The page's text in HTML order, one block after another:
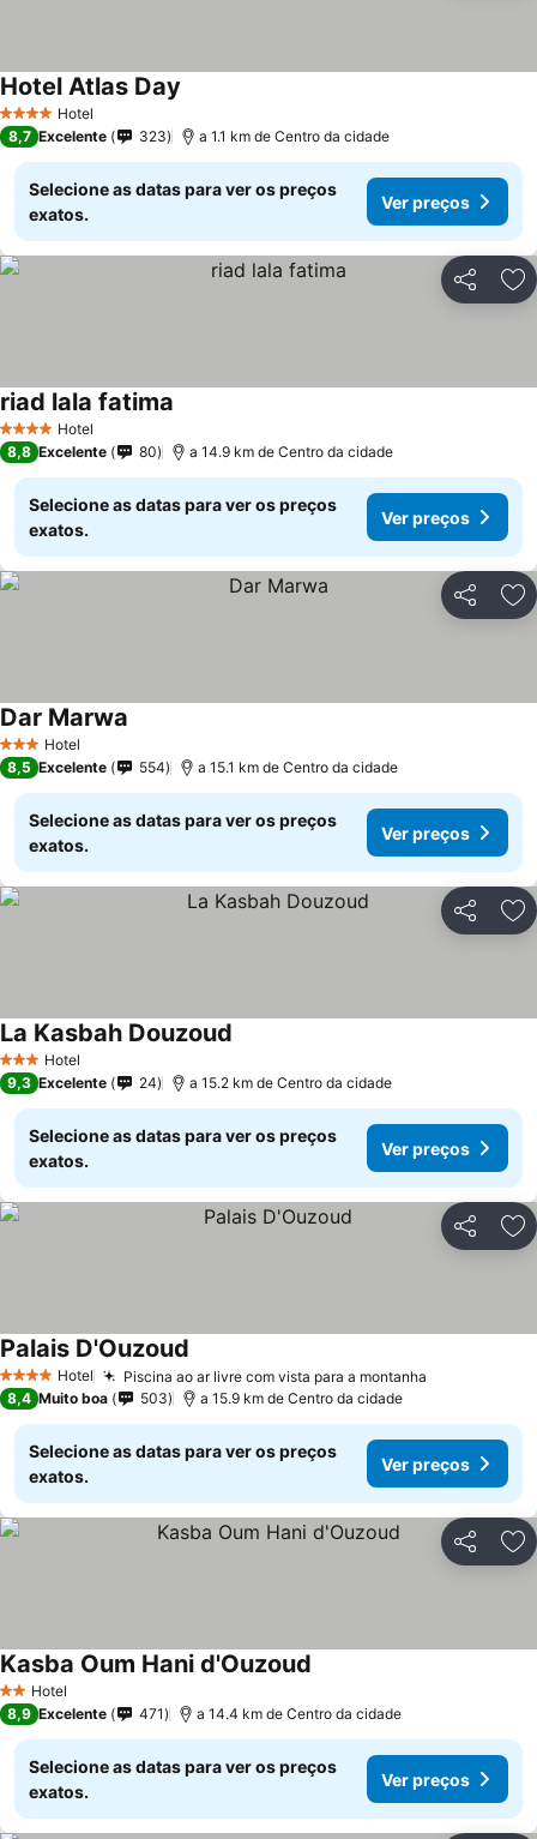
4 EstrelasHotel
Hotel Atlas Day
8,7 Excelente 323 a 1.1 km de Centro da cidade
Selecione as datas para ver os preços
exatos.
Ver preços
Partilhar
4 EstrelasHotel
riad lala fatima
8,8 Excelente 80 a 14.9 km de Centro da cidade
Selecione as datas para ver os preços
exatos.
Ver preços
Partilhar
3 EstrelasHotel
Dar Marwa
8,5 Excelente 554 a 15.1 km de Centro da cidade
Selecione as datas para ver os preços
exatos.
Ver preços
Partilhar
3 EstrelasHotel
La Kasbah Douzoud
9,3 Excelente 24 a 15.2 km de Centro da cidade
Selecione as datas para ver os preços
exatos.
Ver preços
Partilhar
4 EstrelasHotel Piscina ao ar livre com vista para a montanha
Palais D'Ouzoud
8,4 Muito boa 503 a 15.9 km de Centro da cidade
Selecione as datas para ver os preços
exatos.
Ver preços
Partilhar
2 Estrelas
Hotel
Kasba Oum Hani d'Ouzoud
8,9 Excelente 471 a 14.4 km de Centro da cidade
Selecione as datas para ver os preços
exatos.
Ver preços